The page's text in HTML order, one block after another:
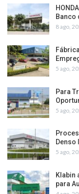
Banco
8 ago,
5 ago,
Para
5 ago,
Denso
5 ago,
Klabin
para